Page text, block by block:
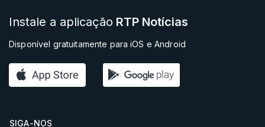
Instale a aplicação RTP Notícias
Disponível gratuitamente para iOS e Android
SIGA-NOS